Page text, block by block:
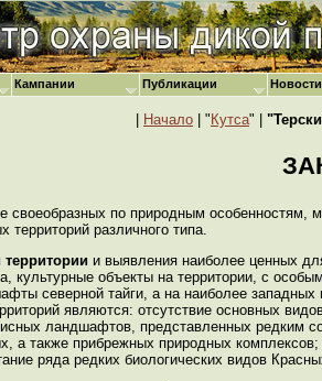
Начало | " Кутса" |
своеобразных по природным
территорий различного типа.
и выявления наиболее ценных
культурные объекты на территории, с
северной тайги, а на наиболее
являются: отсутствие основных
ландшафтов, представленных редким
а также прибрежных природных
ряда редких биологических видов
Кампании Публикации Новости